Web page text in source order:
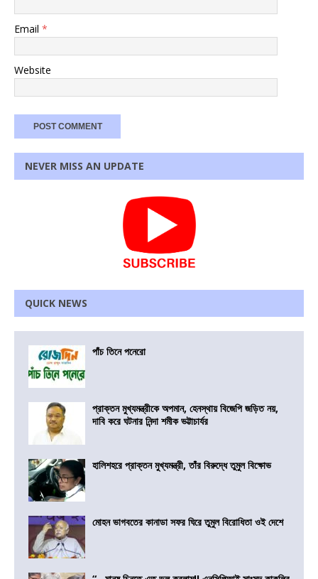
Email *
Website
NEVER MISS AN UPDATE
QUICK NEWS
পাঁচ তিনে পনেরো
প্রাক্তন মুখ্যমন্ত্রীকে অপমান, হেনস্থায় বিজেপি জড়িত নয়,
দাবি করে ঘটনার নিন্দা শমীক ভট্টাচার্যর
হালিশহরে প্রাক্তন মুখ্যমন্ত্রী, তাঁর বিরুদ্ধে তুমুল বিক্ষোভ
মোহন ভাগবতের কানাডা সফর ঘিরে তুমুল বিরোধিতা ওই দেশে